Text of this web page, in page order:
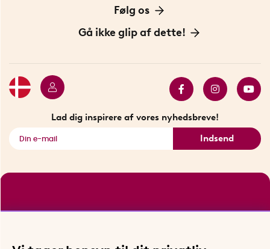
Privatlivspolitik
Om os
Vores historie
Følg os
Opfindere
Gå ikke glip af dette!
Se alle smarte produkter
Lad dig inspirere af vores nyhedsbreve!
Indsend